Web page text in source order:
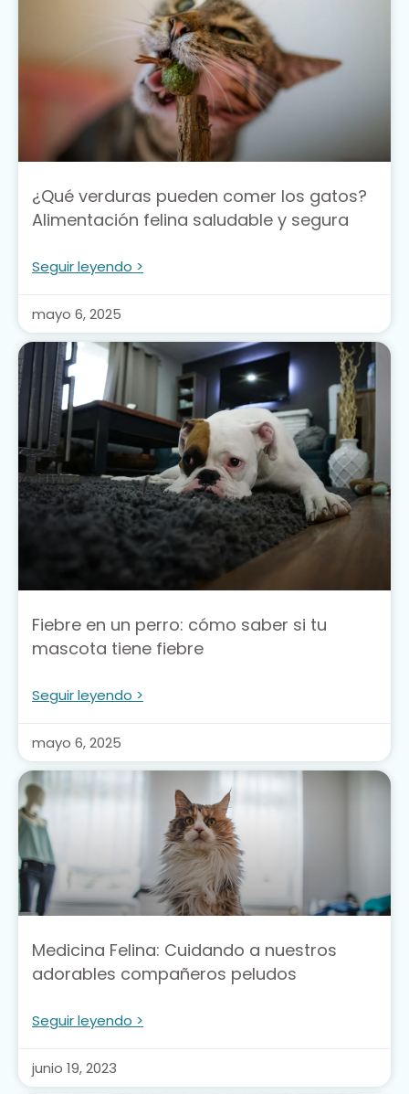
¿Qué verduras pueden comer los gatos?
Alimentación felina saludable y segura
Seguir leyendo >
mayo 6, 2025
Fiebre en un perro: cómo saber si tu
mascota tiene fiebre
Seguir leyendo >
mayo 6, 2025
Medicina Felina: Cuidando a nuestros
adorables compañeros peludos
Seguir leyendo >
junio 19, 2023